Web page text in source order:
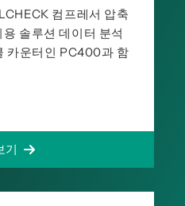
컴프레서 압축
솔루션 데이터 분석
카운터인 PC400과 함
기